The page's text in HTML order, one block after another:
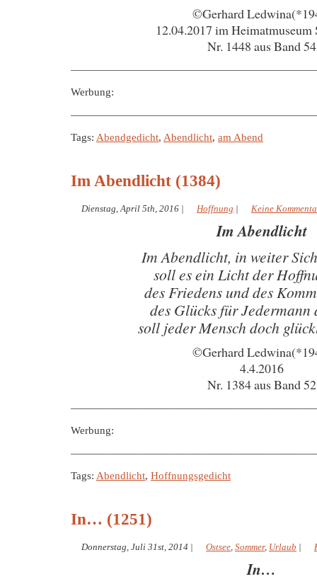
©Gerhard
12.04.2017 im Heimatmuseum
Nr. 1448 aus Band 54
Werbung:
Tags: Abendgedicht, Abendlicht, am Abend
Im Abendlicht (1384)
Dienstag, April 5th, 2016 | Hoffnung | Keine
Im Abendlicht
Im Abendlicht, in weiter
soll es ein Licht der
des Friedens und des
des Glücks für Jedermann
soll jeder Mensch doch
©Gerhard
4.4.2016
Nr. 1384 aus Band 52
Werbung:
Tags: Abendlicht, Hoffnungsgedicht
In… (1251)
Donnerstag, Juli 31st, 2014 | Ostsee, Sommer, Urlaub |
In…